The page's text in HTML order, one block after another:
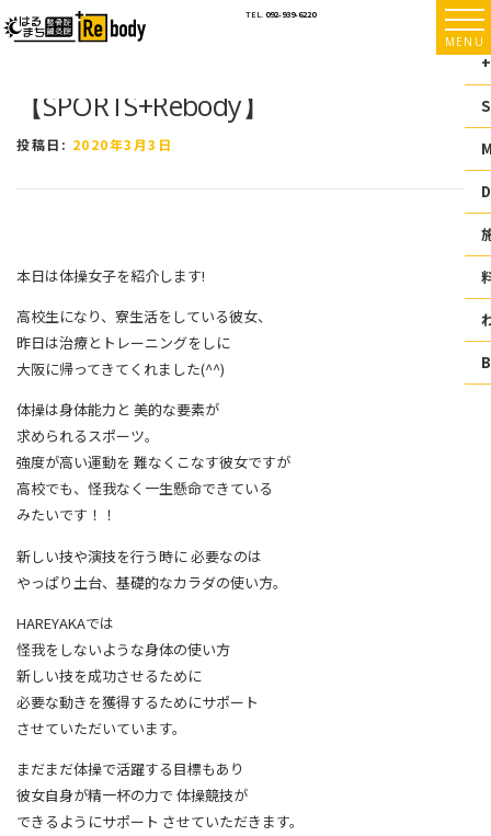
ン
TEL. 092-939-6220
MENU
【SPORTS+Rebody】
投稿日: 2020年3月3日
本日は体操女子を紹介します!
高校生になり、寮生活をしている彼女、
昨日は治療とトレーニングをしに
大阪に帰ってきてくれました(^^)
体操は身体能力と 美的な要素が
求められるスポーツ。
強度が高い運動を 難なくこなす彼女ですが
高校でも、怪我なく一生懸命できている
みたいです！！
新しい技や演技を行う時に 必要なのは
やっぱり土台、基礎的なカラダの使い方。
HAREYAKAでは
怪我をしないような身体の使い方
新しい技を成功させるために
必要な動きを獲得するためにサポート
させていただいています。
まだまだ体操で活躍する目標もあり
彼女自身が精一杯の力で 体操競技が
できるようにサポート させていただきます。